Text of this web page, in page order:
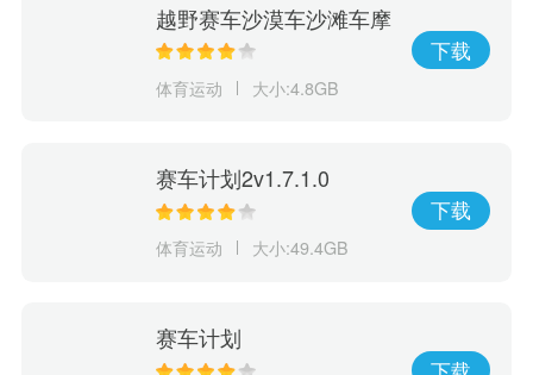
越野赛车沙漠车沙滩车摩
托车
体育运动 大小:4.8GB
下载
赛车计划2v1.7.1.0
体育运动 大小:49.4GB
下载
赛车计划